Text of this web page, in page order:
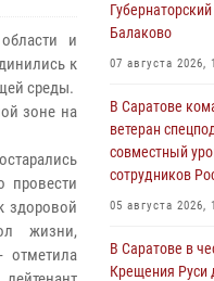
и
к
среды.
зоне на
провести
здоровой
жизни,
отметила
Балаково
07 августа 2026,
В Саратове
ветеран
совместный
сотрудников
05 августа 2026,
В Саратове в
Крещения Руси